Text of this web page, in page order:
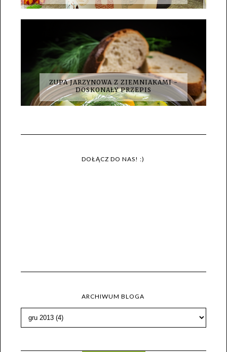
ZUPA JARZYNOWA Z ZIEMNIAKAMI -
DOSKONAŁY PRZEPIS
DOŁĄCZ DO NAS! :)
ARCHIWUM BLOGA